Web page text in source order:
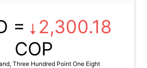
=
2,300.18
COP
Three Hundred Point One Eight